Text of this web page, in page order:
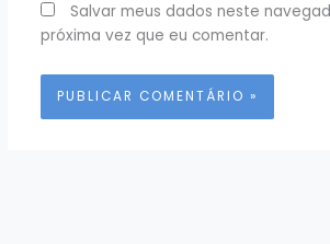
Salvar meus dados neste
próxima vez que eu comentar.